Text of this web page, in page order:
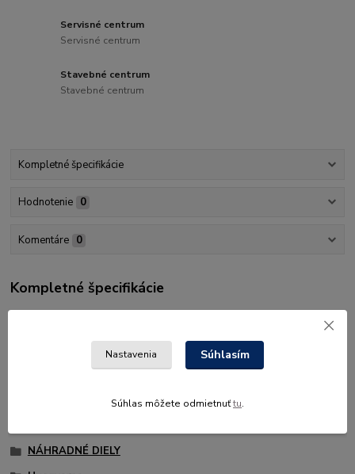
Servisné centrum
Servisné centrum
Stavebné centrum
Stavebné centrum
Kompletné špecifikácie
Hodnotenie 0
Komentáre 0
Kompletné špecifikácie
POZOR! sú asi 2 typy ...
NÁHRADNÉ DIELY
Nastavenia Súhlasím
Súhlas môžete odmietnuťtu.